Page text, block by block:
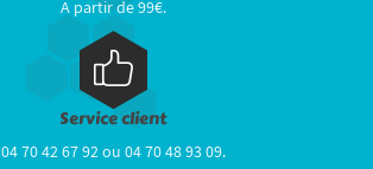
A partir de 99€.
Service client
04 70 42 67 92 ou 04 70 48 93 09.